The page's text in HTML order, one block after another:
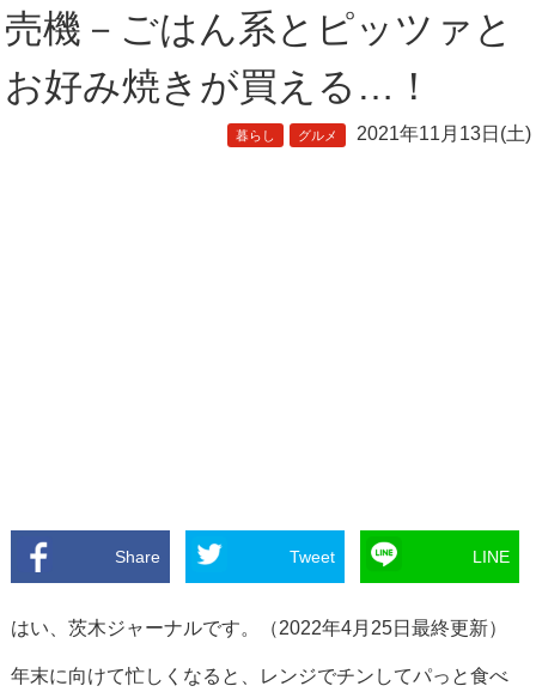
売機－ごはん系とピッツァと
お好み焼きが買える…！
暮らし グルメ 2021年11月13日(土)
Share Tweet LINE
はい、茨木ジャーナルです。（2022年4月25日最終更新）
年末に向けて忙しくなると、レンジでチンしてパっと食べ